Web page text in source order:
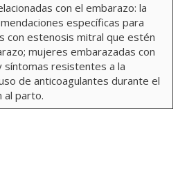
con el embarazo: la
específicas para
con estenosis mitral que estén
mujeres embarazadas con
síntomas resistentes a la
de anticoagulantes durante el
al parto.